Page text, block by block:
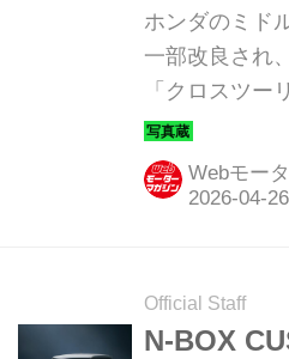
グ」と「
ル」
ホンダのミド
一部改良され
「クロスツー
タイル」が設
のディテール
Webモー
Official Staff
N-BOX